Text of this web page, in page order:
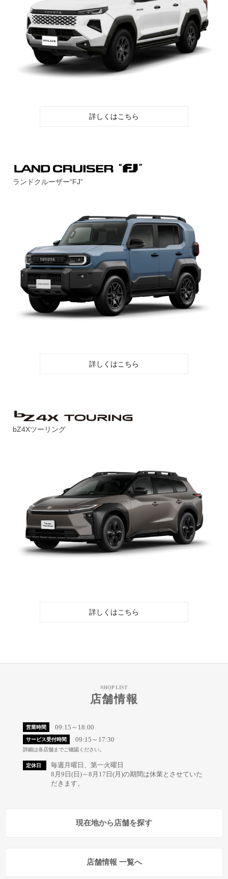
詳しくはこちら
ランドクルーザー“FJ”
詳しくはこちら
bZ4Xツーリング
詳しくはこちら
SHOP LIST
店舗情報
営業時間 09:15～18:00
サービス受付時間 09:15～17:30
詳細は各店舗までご確認ください。
定休日
毎週月曜日、第一火曜日
8月9日(日)～8月17日(月)の期間は休業とさせていた
だきます。
現在地から店舗を探す
店舗情報 一覧へ